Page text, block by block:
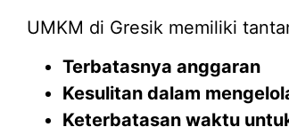
UMKM di Gresik memiliki
Terbatasnya anggaran
Kesulitan dalam
Keterbatasan waktu